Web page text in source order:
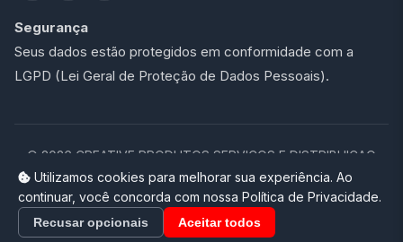
Segurança
Seus dados estão protegidos em conformidade com a
LGPD (Lei Geral de Proteção de Dados Pessoais).
© 2026 CREATIVE PRODUTOS SERVICOS E DISTRIBUICAO
LTDA - 47.273.900/0001-76. Todos os direitos reservados.
Loja completa desenvolvida por Promptor
Utilizamos cookies para melhorar sua experiência. Ao
continuar, você concorda com nossa Política de Privacidade.
Recusar opcionais Aceitar todos